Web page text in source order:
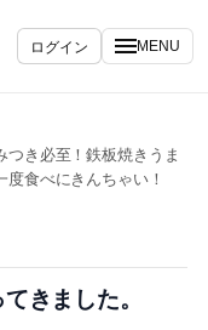
ログイン MENU
き必至！鉄板焼きうま
食べにきんちゃい！
きました。